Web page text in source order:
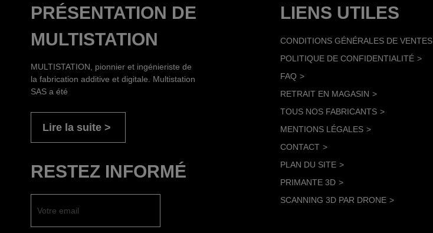
PRÉSENTATION DE
MULTISTATION
MULTISTATION, pionnier et ingénieriste de
la fabrication additive et digitale. Multistation
SAS a été
Lire la suite
RESTEZ INFORMÉ
LIENS UTILES
CONDITIONS GÉNÉRALES DE VENTES
POLITIQUE DE CONFIDENTIALITÉ
FAQ
RETRAIT EN MAGASIN
TOUS NOS FABRICANTS
MENTIONS LÉGALES
CONTACT
PLAN DU SITE
PRIMANTE 3D
SCANNING 3D PAR DRONE